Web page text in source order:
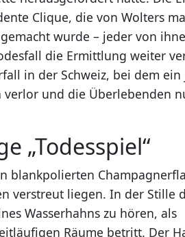
Clique, die von Wolters
wurde – jeder von
die Ermittlung weiter
in der Schweiz, bei dem
und die Überlebenden
„Todesspiel“
blankpolierten
verstreut liegen. In der Stille
Wasserhahns zu hören, als
Räume betritt. Der